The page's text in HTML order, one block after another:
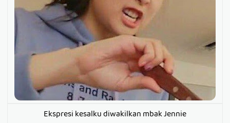
Ekspresi kesalku diwakilkan mbak Jennie